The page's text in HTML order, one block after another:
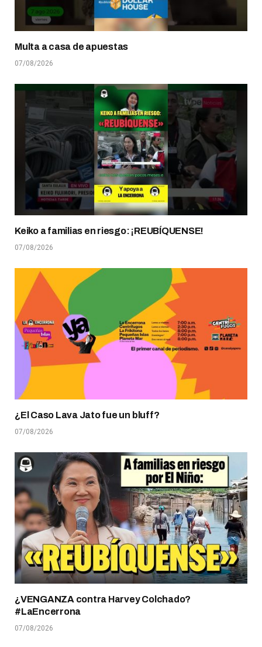
Multa a casa de apuestas
07/08/2026
Keiko a familias en riesgo: ¡REUBÍQUENSE!
07/08/2026
¿El Caso Lava Jato fue un bluff?
07/08/2026
¿VENGANZA contra Harvey Colchado?
#LaEncerrona
07/08/2026